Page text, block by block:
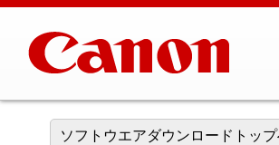
ソフトウエアダウンロードトッ